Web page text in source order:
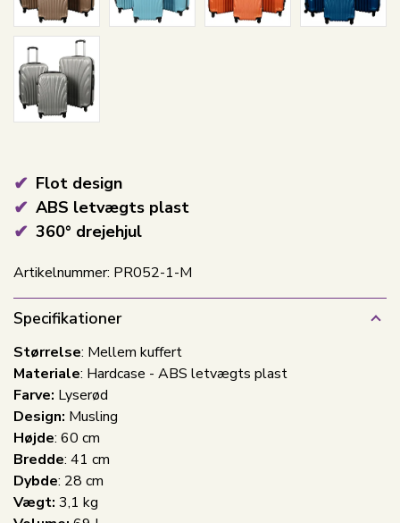
Flot design
ABS letvægts plast
360° drejehjul
Artikelnummer: PR052-1-M
Specifikationer
Størrelse: Mellem kuffert
Materiale: Hardcase - ABS letvægts plast
Farve: Lyserød
Design: Musling
Højde: 60 cm
Bredde: 41 cm
Dybde: 28 cm
Vægt: 3,1 kg